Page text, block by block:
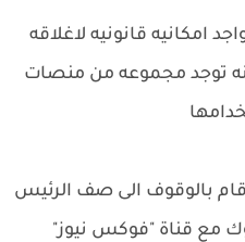
امكانيه قانونيه لاغلاقه
توجد مجموعه من منصات
بالوقوف الى صف الرئيس
مع قناة "فوكس نيوز"